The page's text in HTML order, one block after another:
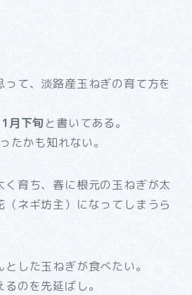
て、淡路産玉ねぎの育て方を
月下旬 と書いてある。
たかも知れない。
く育ち、春に根元の玉ねぎが太
（ネギ坊主）になってしまうら
した玉ねぎが食べたい。
のを先延ばし。